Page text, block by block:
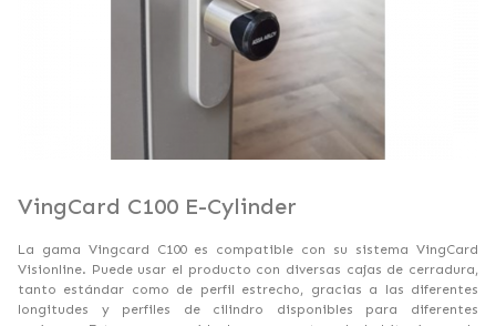
VingCard C100 E-Cylinder
La gama Vingcard C100 es compatible con su sistema VingCard
Visionline. Puede usar el producto con diversas cajas de cerradura,
tanto estándar como de perfil estrecho, gracias a las diferentes
longitudes y perfiles de cilindro disponibles para diferentes